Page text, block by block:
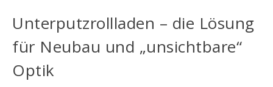
Unterputzrollladen – die Lösung
für Neubau und „unsichtbare“
Optik